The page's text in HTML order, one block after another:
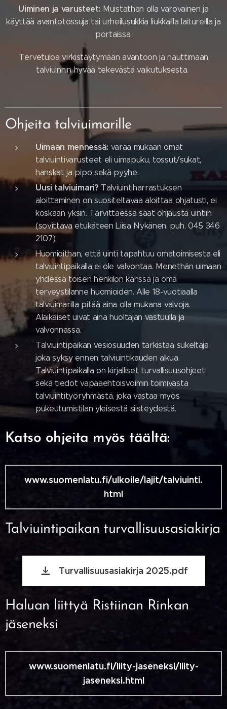
Uiminen ja varusteet: Muistathan olla varovainen ja
käyttää avantotossuja tai urheilusukkia liukkailla laitureilla ja
portaissa.
Tervetuloa virkistäytymään avantoon ja nauttimaan
talviuinnin hyvää tekevästä vaikutuksesta.
Ohjeita talviuimarille
Uimaan mennessä: varaa mukaan omat
talviuintivarusteet eli uimapuku, tossut/sukat,
hanskat ja pipo sekä pyyhe.
Uusi talviuimari? Talviuintiharrastuksen
aloittaminen on suositeltavaa aloittaa ohjatusti, ei
koskaan yksin. Tarvittaessa saat ohjausta uintiin
(sovittava etukäteen Liisa Nykänen, puh. 045 346
2107).
Huomioithan, että uinti tapahtuu omatoimisesta eli
talviuintipaikalla ei ole valvontaa. Menethän uimaan
yhdessä toisen henkilön kanssa ja oma
terveystilanne huomioiden. Alle 18-vuotiaalla
talviuimarilla pitää aina olla mukana valvoja.
Alaikäiset uivat aina huoltajan vastuulla ja
valvonnassa.
Talviuintipaikan vesiosuuden tarkistaa sukeltaja
joka syksy ennen talviuintikauden alkua.
Talviuintipaikalla on kirjalliset turvallisuusohjeet
sekä tiedot vapaaehtoisvoimin toimivasta
talviuintityöryhmästä, joka vastaa myös
pukeutumistilan yleisestä siisteydestä.
Katso ohjeita myös täältä:
www.suomenlatu.fi/ulkoile/lajit/talviuinti.
html
Talviuintipaikan turvallisuusasiakirja
Turvallisuusasiakirja 2025.pdf
Haluan liittyä Ristiinan Rinkan
jäseneksi
www.suomenlatu.fi/liity-jaseneksi/liity-
jaseneksi.html